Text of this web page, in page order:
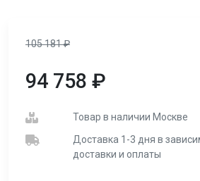
105 181₽
94 758 ₽
Товар в наличии Москве
Доставка 1-3 дня в
доставки и оплаты